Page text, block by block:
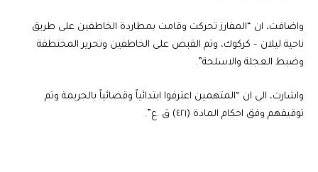
واضافت، ان “المفارز تحركت وقامت بمطاردة الخاطفين على طريق
ناحية ليلان – كركوك، وتم القبض على الخاطفين وتحرير المختطفة
وضبط العجلة والاسلحة”.
واشارت، الى ان “المتهمين اعترفوا ابتدائياً وقضائياً بالجريمة وتم
توقيفهم وفق احكام المادة (٤٢١) ق .ع”.